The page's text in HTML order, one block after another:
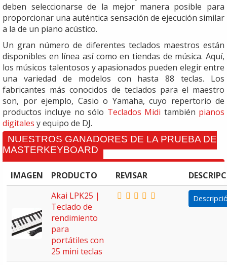
deben seleccionarse de la mejor manera posible para
proporcionar una auténtica sensación de ejecución similar
a la de un piano acústico.
Un gran número de diferentes teclados maestros están
disponibles en línea así como en tiendas de música. Aquí,
los músicos talentosos y apasionados pueden elegir entre
una variedad de modelos con hasta 88 teclas. Los
fabricantes más conocidos de teclados para el maestro
son, por ejemplo, Casio o Yamaha, cuyo repertorio de
productos incluye no sólo Teclados Midi también pianos
digitales y equipo de DJ.
NUESTROS GANADORES DE LA PRUEBA DE
MASTERKEYBOARD
IMAGEN PRODUCTO REVISAR
Akai LPK25 |
Teclado de
rendimiento
para
portátiles con
25 mini teclas